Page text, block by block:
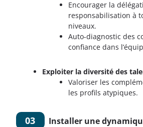
Encourager la
responsabilisation à
niveaux.
Auto-diagnostic des
confiance dans
Exploiter la diversité des
Valoriser les
les profils atypiques.
03
Installer une